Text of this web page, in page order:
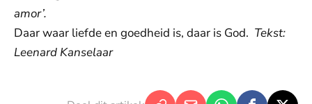
amor’.
Daar waar liefde en goedheid is, daar is God. Tekst:
Leenard Kanselaar